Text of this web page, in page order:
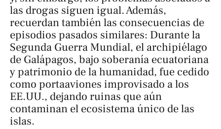
las drogas siguen igual. Además,
recuerdan también las consecuencias de
episodios pasados similares: Durante la
Segunda Guerra Mundial, el archipiélago
de Galápagos, bajo soberanía ecuatoriana
y patrimonio de la humanidad, fue cedido
como portaaviones improvisado a los
EE.UU., dejando ruinas que aún
contaminan el ecosistema único de las
islas.